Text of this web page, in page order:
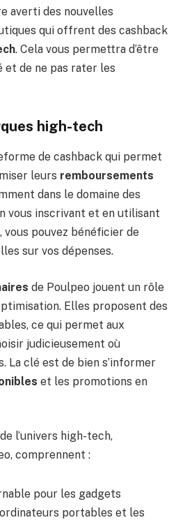
averti des nouvelles
qui offrent des cashback
. Cela vous permettra d’être
de ne pas rater les
high-tech
de cashback qui permet
leurs remboursements
dans le domaine des
vous inscrivant et en utilisant
pouvez bénéficier de
sur vos dépenses.
de Poulpeo jouent un rôle
Elles proposent des
ce qui permet aux
judicieusement où
La clé est de bien s’informer
et les promotions en
l’univers high-tech,
comprennent :
pour les gadgets
portables et les